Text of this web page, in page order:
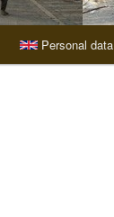
Personal data